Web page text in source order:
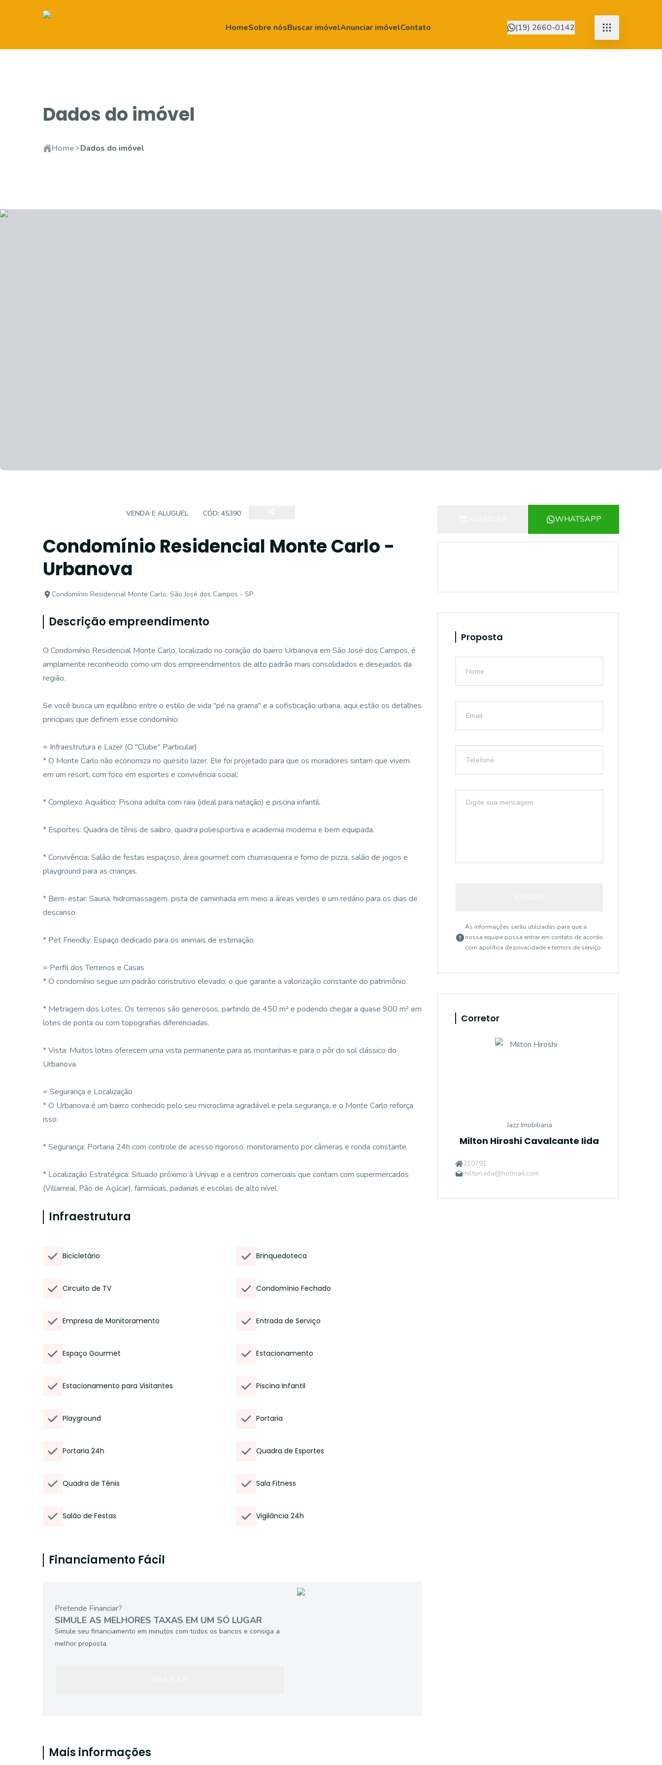
HomeSobre nósBuscar imóvelAnunciar imóvelContato (19) 2660-0142
Dados do imóvel
Home Dados do imóvel
VENDA E ALUGUEL CÓD: 45390
Condomínio Residencial Monte Carlo -
Urbanova
Condomínio Residencial Monte Carlo, São José dos Campos - SP
Descrição empreendimento
O Condomínio Residencial Monte Carlo, localizado no coração do bairro Urbanova em São José dos Campos, é
amplamente reconhecido como um dos empreendimentos de alto padrão mais consolidados e desejados da
região.
Se você busca um equilíbrio entre o estilo de vida "pé na grama" e a sofisticação urbana, aqui estão os detalhes
principais que definem esse condomínio:
= Infraestrutura e Lazer (O "Clube" Particular)
* O Monte Carlo não economiza no quesito lazer. Ele foi projetado para que os moradores sintam que vivem
em um resort, com foco em esportes e convivência social:
* Complexo Aquático: Piscina adulta com raia (ideal para natação) e piscina infantil.
* Esportes: Quadra de tênis de saibro, quadra poliesportiva e academia moderna e bem equipada.
* Convivência: Salão de festas espaçoso, área gourmet com churrasqueira e forno de pizza, salão de jogos e
playground para as crianças.
* Bem-estar: Sauna, hidromassagem, pista de caminhada em meio a áreas verdes e um redário para os dias de
descanso.
* Pet Friendly: Espaço dedicado para os animais de estimação.
= Perfil dos Terrenos e Casas
* O condomínio segue um padrão construtivo elevado, o que garante a valorização constante do patrimônio.
* Metragem dos Lotes: Os terrenos são generosos, partindo de 450 m² e podendo chegar a quase 900 m² em
lotes de ponta ou com topografias diferenciadas.
* Vista: Muitos lotes oferecem uma vista permanente para as montanhas e para o pôr do sol clássico do
Urbanova.
= Segurança e Localização
* O Urbanova é um bairro conhecido pelo seu microclima agradável e pela segurança, e o Monte Carlo reforça
isso:
* Segurança: Portaria 24h com controle de acesso rigoroso, monitoramento por câmeras e ronda constante.
* Localização Estratégica: Situado próximo à Univap e a centros comerciais que contam com supermercados
(Villarreal, Pão de Açúcar), farmácias, padarias e escolas de alto nível.
Infraestrutura
Bicicletário Brinquedoteca
Circuito de TV Condomínio Fechado
Empresa de Monitoramento Entrada de Serviço
Espaço Gourmet Estacionamento
Estacionamento para Visitantes Piscina Infantil
Playground Portaria
Portaria 24h Quadra de Esportes
Quadra de Tênis Sala Fitness
Salão de Festas Vigilância 24h
Financiamento Fácil
Pretende Financiar?
SIMULE AS MELHORES TAXAS EM UM SÓ LUGAR
Simule seu financiamento em minutos com todos os bancos e consiga a
melhor proposta.
Mais informações
WHATSAPP
Proposta
As informações serão utilizadas para que a
nossa equipe possa entrar em contato de acordo
com apolítica de privacidade e termos de serviço
Corretor
Jazz Imobiliaria
Milton Hiroshi Cavalcante Iida
210791
milton.iida@hotmail.com